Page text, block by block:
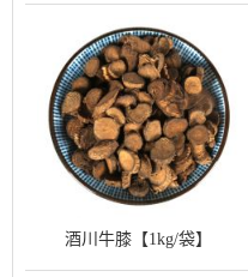
酒川牛膝【1kg/袋】